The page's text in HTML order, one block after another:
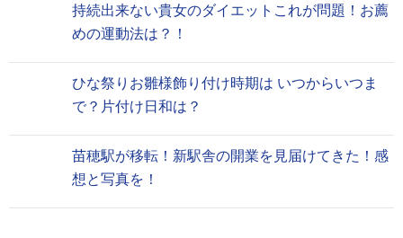
持続出来ない貴女のダイエットこれが問題！お薦
めの運動法は？！
ひな祭りお雛様飾り付け時期は いつからいつま
で？片付け日和は？
苗穂駅が移転！新駅舎の開業を見届けてきた！感
想と写真を！